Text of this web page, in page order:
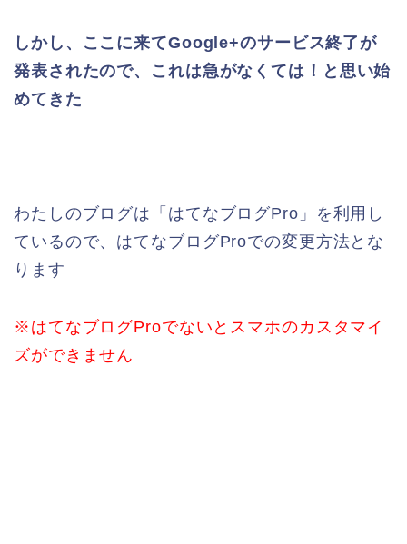
しかし、ここに来てGoogle+のサービス終了が
発表されたので、これは急がなくては！と思い始
めてきた
わたしのブログは「はてなブログPro」を利用し
ているので、はてなブログProでの変更方法とな
ります
※はてなブログProでないとスマホのカスタマイ
ズができません